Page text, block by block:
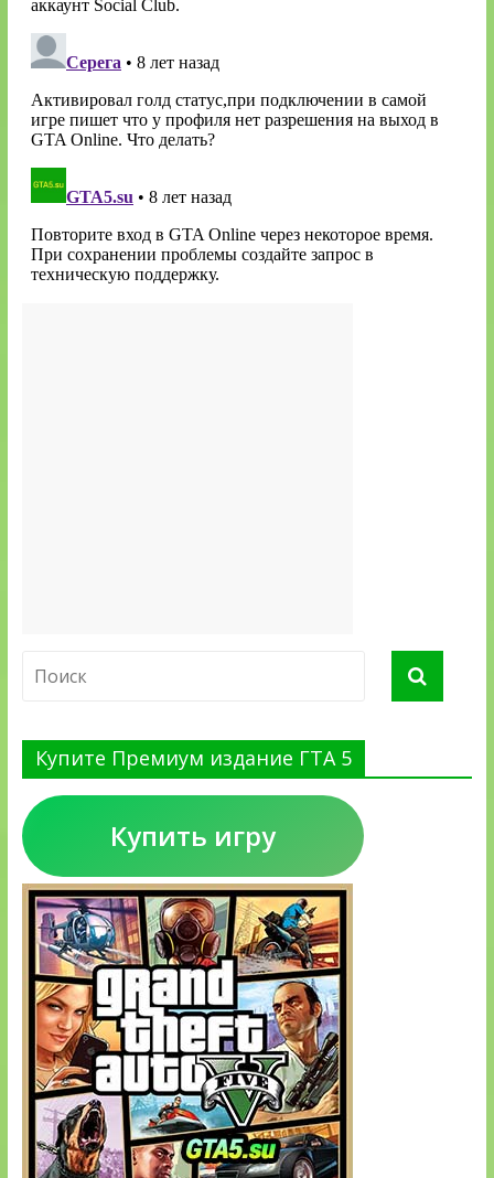
Купите Премиум издание ГТА 5
Купить игру